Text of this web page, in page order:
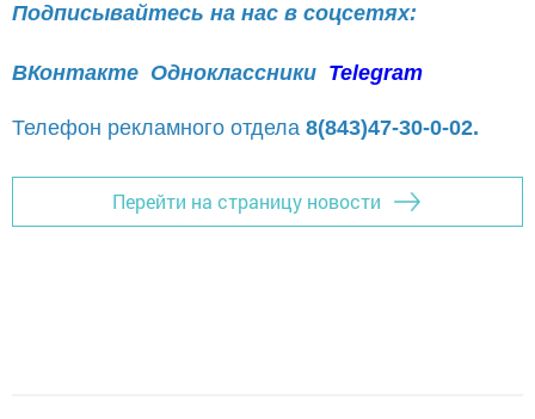
Подписывайтесь на нас в соцсетях:
ВКонтакте Одноклассники Telegram
Телефон рекламного отдела 8(843)47-30-0-02.
Перейти на страницу новости